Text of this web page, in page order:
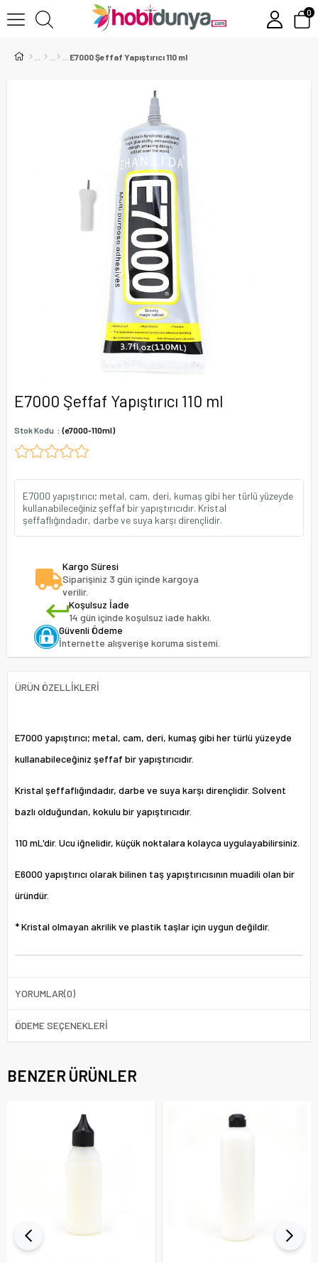
0
E7000 Şeffaf Yapıştırıcı 110 ml
E7000 Şeffaf Yapıştırıcı 110 ml
Stok Kodu (e7000-110ml)
E7000 yapıştırıcı; metal, cam, deri, kumaş gibi her türlü yüzeyde
kullanabileceğiniz şeffaf bir yapıştırıcıdır. Kristal
şeffaflığındadır, darbe ve suya karşı dirençlidir.
Kargo Süresi
Siparişiniz 3 gün içinde kargoya
verilir.
Koşulsuz İade
14 gün içinde koşulsuz iade hakkı.
Güvenli Ödeme
İnternette alışverişe koruma sistemi.
ÜRÜN ÖZELLIKLERI
E7000 yapıştırıcı; metal, cam, deri, kumaş gibi her türlü yüzeyde
kullanabileceğiniz şeffaf bir yapıştırıcıdır.
Kristal şeffaflığındadır, darbe ve suya karşı dirençlidir. Solvent
bazlı olduğundan, kokulu bir yapıştırıcıdır.
110 mL'dir. Ucu iğnelidir, küçük noktalara kolayca uygulayabilirsiniz.
E6000 yapıştırıcı olarak bilinen taş yapıştırıcısının muadili olan bir
üründür.
* Kristal olmayan akrilik ve plastik taşlar için uygun değildir.
YORUMLAR(0)
ÖDEME SEÇENEKLERI
BENZER ÜRÜNLER